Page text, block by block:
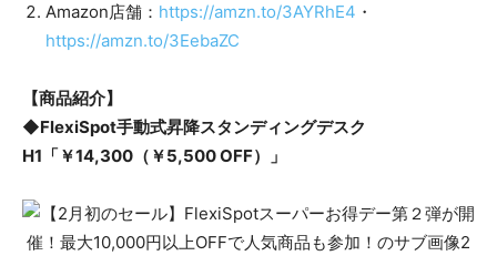
Amazon店舗： https://amzn.to/3AYRhE4 ・
https://amzn.to/3EebaZC
【商品紹介】
◆FlexiSpot手動式昇降スタンディングデスク
H1「￥14,300（￥5,500 OFF）」